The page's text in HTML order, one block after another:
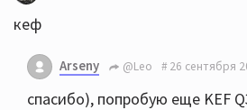
кеф
Arseny @Leo 26 сентября
спасибо), попробую еще KEF